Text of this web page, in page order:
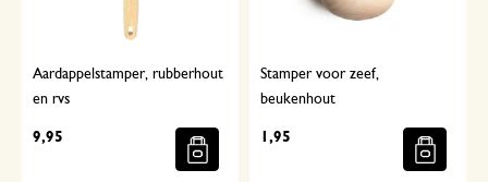
Aardappelstamper, rubberhout
en rvs
9,95
Stamper voor zeef,
beukenhout
1,95